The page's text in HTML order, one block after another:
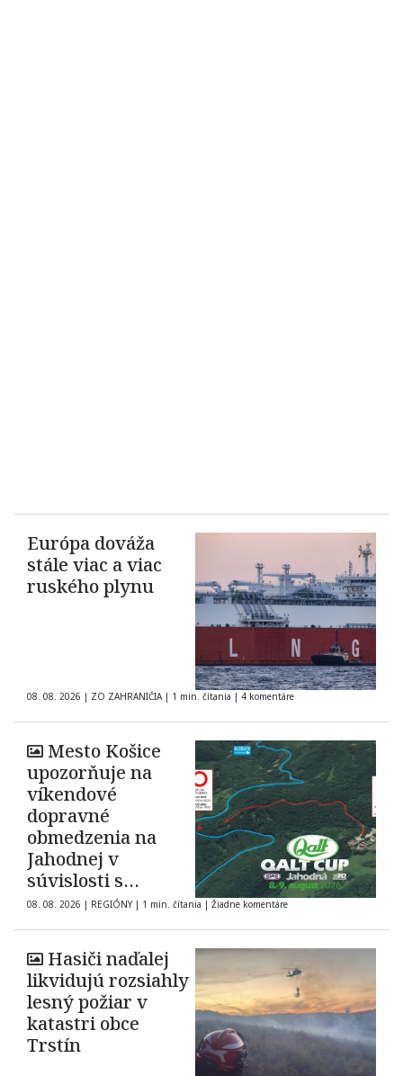
Európa dováža
stále viac a viac
ruského plynu
08. 08. 2026 | ZO ZAHRANIČIA | 1 min. čítania | 4 komentáre
Mesto Košice
upozorňuje na
víkendové
dopravné
obmedzenia na
Jahodnej v
súvislosti s
automobilovými
pretekmi
08. 08. 2026 | REGIÓNY | 1 min. čítania | Žiadne komentáre
Hasiči naďalej
likvidujú rozsiahly
lesný požiar v
katastri obce
Trstín